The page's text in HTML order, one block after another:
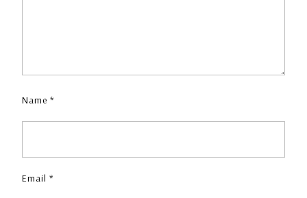
Name *
Email *